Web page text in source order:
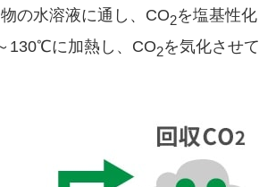
の水溶液に通し、CO2を塩基性化
130℃に加熱し、CO2を気化させて